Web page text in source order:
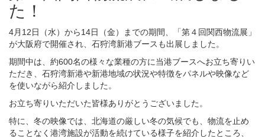
た！
4月12日（水）から14日（金）までの期間、「第４回関西物流展」
が大阪府で開催され、石狩湾新港ブースも出展しました。
期間中は、約600名の様々な業種の方に当港ブースへお立ち寄りい
ただき、石狩湾新港や新港地域の状況や特徴をパネルや映像など
を使いながら紹介しました。
お立ち寄りいただいた皆様ありがとうございました。
特に、冬の映像では、北海道の厳しい冬の気候でも、物流を止め
ることなく港湾施設が活動を続けている様子を紹介したところ、